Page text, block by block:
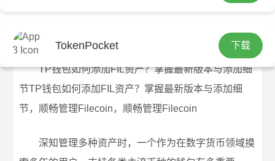
TokenPocket 下载
TP钱包如何添加FIL资产？掌握最新版本与添加细
节TP钱包如何添加FIL资产？掌握最新版本与添加细
节，顺畅管理Filecoin，顺畅管理Filecoin
深知管理多种资产时，一个作为在数字货币领域摸